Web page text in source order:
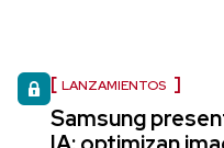
LANZAMIENTOS
Samsung